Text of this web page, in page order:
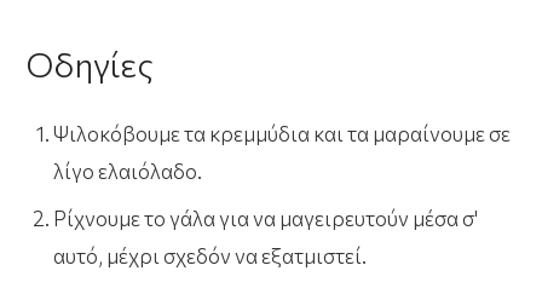
Οδηγίες
Ψιλοκόβουμε τα κρεμμύδια και τα μαραίνουμε σε
λίγο ελαιόλαδο.
Ρίχνουμε το γάλα για να μαγειρευτούν μέσα σ'
αυτό, μέχρι σχεδόν να εξατμιστεί.